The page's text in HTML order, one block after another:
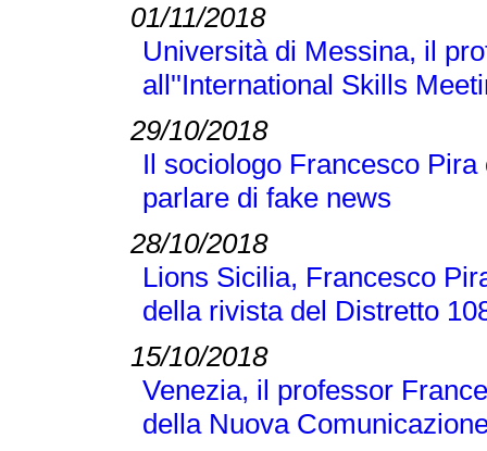
01/11/2018
Università di Messina, il
all''International Skills
29/10/2018
Il sociologo Francesco
parlare di fake news
28/10/2018
Lions Sicilia, Francesco
della rivista del Distretto
15/10/2018
Venezia, il professor
della Nuova